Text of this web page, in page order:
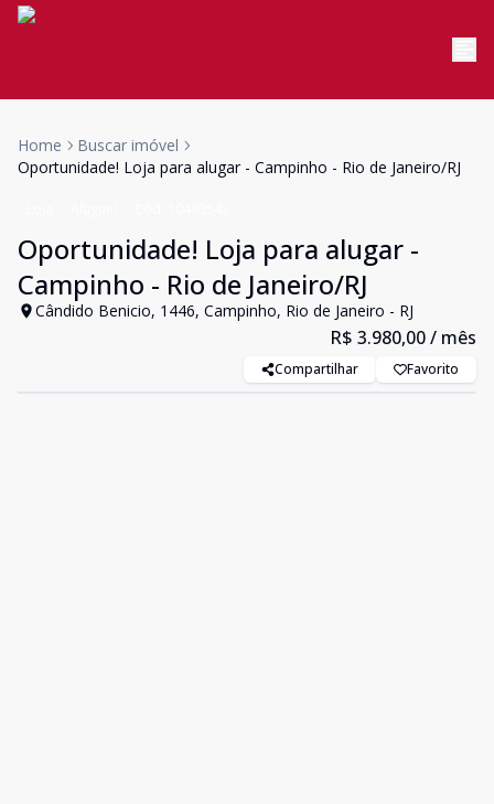
Home
Buscar imóvel
Oportunidade! Loja para alugar - Campinho - Rio de Janeiro/RJ
Oportunidade! Loja para alugar -
Campinho - Rio de Janeiro/RJ
Cândido Benicio, 1446, Campinho, Rio de Janeiro - RJ
R$ 3.980,00/ mês
Compartilhar Favorito